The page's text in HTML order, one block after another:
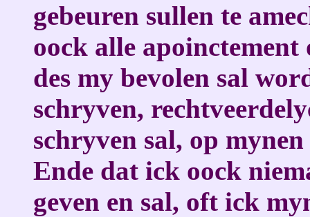
gebeuren sullen te
oock alle
des my bevolen sal
schryven,
schryven sal, op
Ende dat ick oock
geven en sal, oft ick